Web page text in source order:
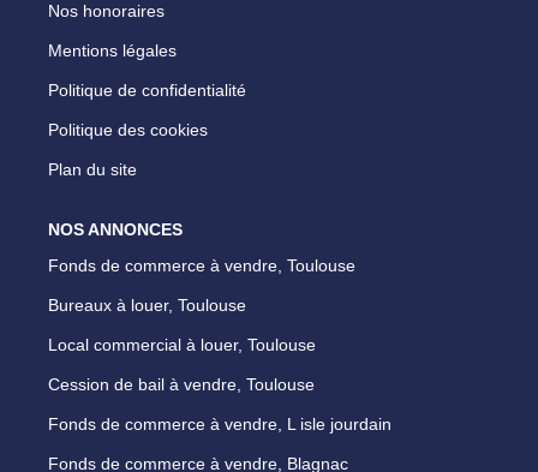
Nos honoraires
Mentions légales
Politique de confidentialité
Politique des cookies
Plan du site
NOS ANNONCES
Fonds de commerce à vendre, Toulouse
Bureaux à louer, Toulouse
Local commercial à louer, Toulouse
Cession de bail à vendre, Toulouse
Fonds de commerce à vendre, L isle jourdain
Fonds de commerce à vendre, Blagnac